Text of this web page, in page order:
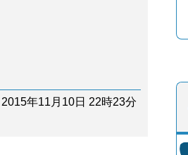
2015年11月10日 22時23分